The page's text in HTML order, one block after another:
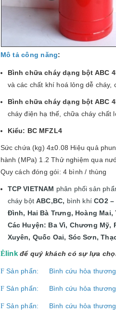
Mô tả công năng:
Bình chữa cháy dạng bột ABC
và các chất khí hoá lỏng dễ cháy,
Bình chữa cháy dạng bột ABC
cháy điện hạ thế, chữa cháy chất
Kiểu: BC MFZL4
Sức chứa (kg) 4±0.08 Hiệu quả
hành (MPa) 1.2 Thử nghiệm qua
Quy cách đóng gói: 4 bình / thùng
TCP VIETNAM phân phối sản
cháy bộtABC,BC, bình khíCO2
Đình, Hai Bà Trưng, Hoàng Mai,
Các Huyện: Ba Vì, Chương
Xuyên, Quốc Oai, Sóc Sơn,
Êlink để quý khách có sự lựa
FSản phẩn: Bình cứu hỏa
FSản phẩn: Bình cứu hỏa
FSản phẩn: Bình cứu hỏa